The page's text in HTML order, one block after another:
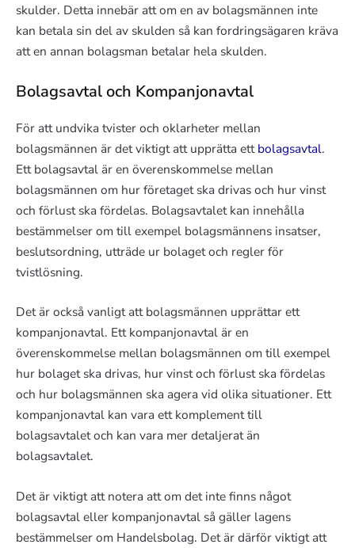
skulder. Detta innebär att om en av bolagsmännen inte
kan betala sin del av skulden så kan fordringsägaren kräva
att en annan bolagsman betalar hela skulden.
Bolagsavtal och Kompanjonavtal
För att undvika tvister och oklarheter mellan
bolagsmännen är det viktigt att upprätta ettbolagsavtal.
Ett bolagsavtal är en överenskommelse mellan
bolagsmännen om hur företaget ska drivas och hur vinst
och förlust ska fördelas. Bolagsavtalet kan innehålla
bestämmelser om till exempel bolagsmännens insatser,
beslutsordning, utträde ur bolaget och regler för
tvistlösning.
Det är också vanligt att bolagsmännen upprättar ett
kompanjonavtal. Ett kompanjonavtal är en
överenskommelse mellan bolagsmännen om till exempel
hur bolaget ska drivas, hur vinst och förlust ska fördelas
och hur bolagsmännen ska agera vid olika situationer. Ett
kompanjonavtal kan vara ett komplement till
bolagsavtalet och kan vara mer detaljerat än
bolagsavtalet.
Det är viktigt att notera att om det inte finns något
bolagsavtal eller kompanjonavtal så gäller lagens
bestämmelser om Handelsbolag. Det är därför viktigt att